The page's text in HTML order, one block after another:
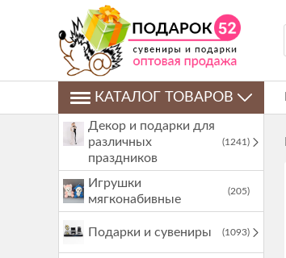
КАТАЛОГ ТОВАРОВ
Декор и подарки для
различных
праздников
(1241)
Игрушки
мягконабивные
(205)
Подарки и сувениры (1093)